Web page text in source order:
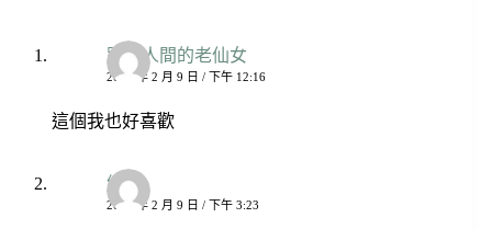
跌落人間的老仙女
2023 年 2 月 9 日 / 下午 12:16
這個我也好喜歡
維淇
2023 年 2 月 9 日 / 下午 3:23